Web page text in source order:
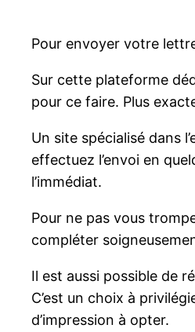
Pour envoyer votre
Sur cette plateforme
pour ce faire. Plus
Un site spécialisé dans
effectuez l’envoi en
l’immédiat.
Pour ne pas vous
compléter
Il est aussi possible de
C’est un choix à
d’impression à opter.